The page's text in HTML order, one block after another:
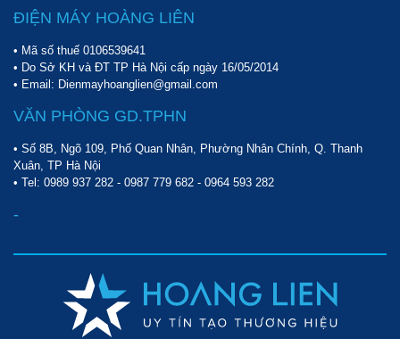
ĐIỆN MÁY HOÀNG LIÊN
• Mã số thuế 0106539641
• Do Sở KH và ĐT TP Hà Nội cấp ngày 16/05/2014
• Email: Dienmayhoanglien@gmail.com
VĂN PHÒNG GD.TPHN
• Số 8B, Ngõ 109, Phố Quan Nhân, Phường Nhân Chính, Q. Thanh
Xuân, TP Hà Nội
• Tel: 0989 937 282 - 0987 779 682 - 0964 593 282
-